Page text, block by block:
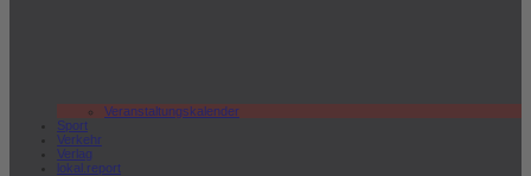
Veranstaltungskalender
Sport
Verkehr
Verlag
lokal.report